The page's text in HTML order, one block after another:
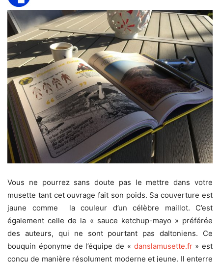
Vous ne pourrez sans doute pas le mettre dans votre
musette tant cet ouvrage fait son poids. Sa couverture est
jaune comme la couleur d’un célèbre maillot. C’est
également celle de la « sauce ketchup-mayo » préférée
des auteurs, qui ne sont pourtant pas daltoniens. Ce
bouquin éponyme de l’équipe de « danslamusette.fr» est
conçu de manière résolument moderne et jeune. Il enterre